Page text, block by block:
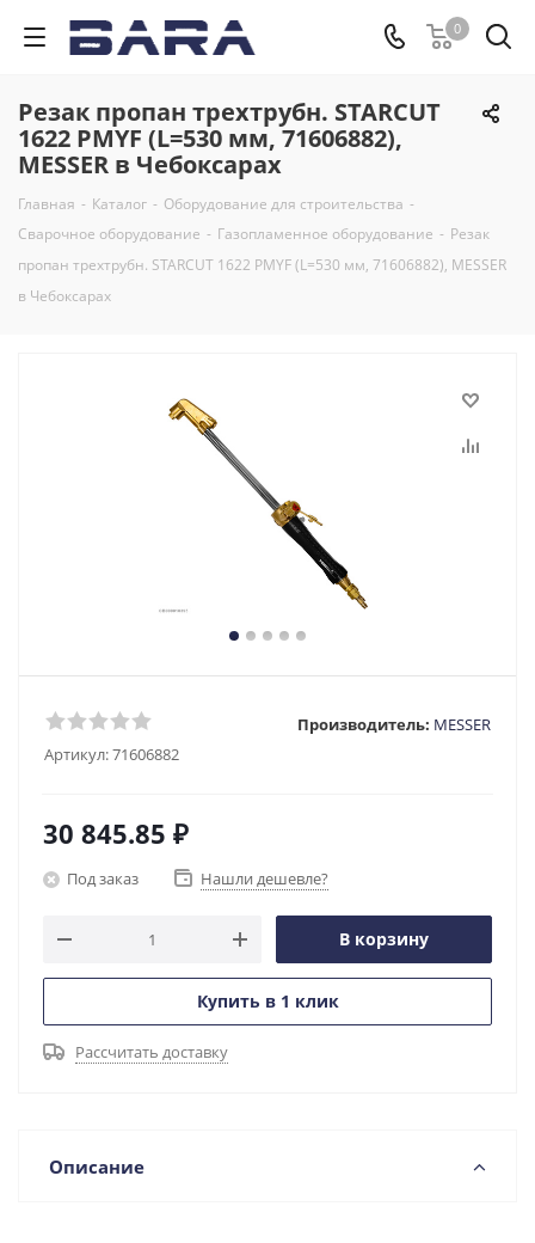
0
Резак пропан трехтрубн. STARCUT
1622 PMYF (L=530 мм, 71606882),
MESSER в Чебоксарах
Главная - Каталог - Оборудование для строительства -
Сварочное оборудование - Газопламенное оборудование - Резак
пропан трехтрубн. STARCUT 1622 PMYF (L=530 мм, 71606882), MESSER
в Чебоксарах
Артикул:71606882
Производитель: MESSER
30 845.85 ₽
Под заказ Нашли дешевле?
В корзину
Купить в 1 клик
Рассчитать доставку
Описание